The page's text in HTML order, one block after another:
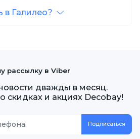
в Галилео?
рассылку в Viber
дважды в месяц.
скидках и акциях Decobay!